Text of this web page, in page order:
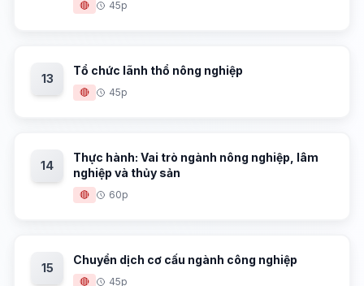
🔴 45p
13
Tổ chức lãnh thổ nông nghiệp
🔴 45p
14
Thực hành: Vai trò ngành nông nghiệp, lâm
nghiệp và thủy sản
🔴 60p
15
Chuyển dịch cơ cấu ngành công nghiệp
🔴 45p